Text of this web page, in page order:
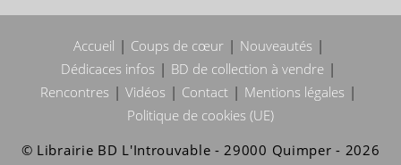
Accueil Coups de cœur
Nouveautés
Dédicaces infos
BD de collection à vendre
Rencontres
Vidéos Contact
Mentions légales
Politique de cookies (UE)
© Librairie BD L'Introuvable - 29000 Quimper - 2026